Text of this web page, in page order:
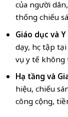
của người
thống chiếu
Giáo dục và
dạy, học tập
vụ y tế không
Hạ tầng và
hiệu, chiếu
công cộng,